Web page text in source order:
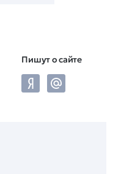
Пишут о сайте